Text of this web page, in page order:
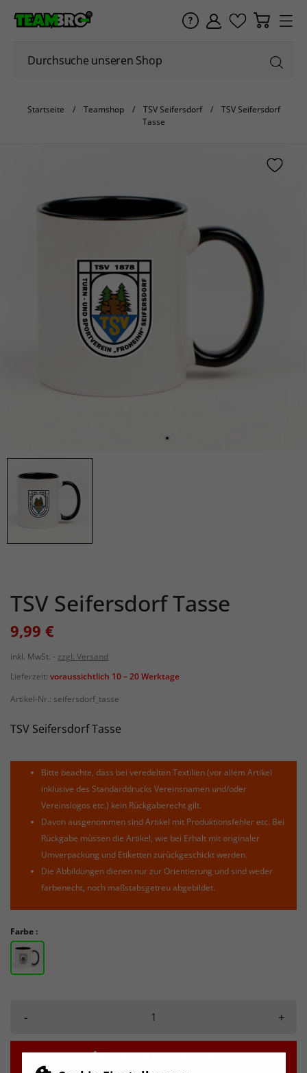
Startseite Teamshop TSV Seifersdorf
TSV Seifersdorf
Tasse
TSV Seifersdorf Tasse
9,99 €
inkl. MwSt.
zzgl. Versand
Lieferzeit: voraussichtlich 10 – 20 Werktage
Artikel-Nr.: seifersdorf_tasse
TSV Seifersdorf Tasse
Bitte beachte, dass bei veredelten Textilien (vor allem Artikel
inklusive des Standarddrucks Vereinsnamen und/oder
Vereinslogos etc.) kein Rückgaberecht gilt.
Davon ausgenommen sind Artikel mit Produktionsfehler etc. Bei
Rückgabe müssen die Artikel, wie bei Erhalt mit originaler
Umverpackung und Etiketten zurückgeschickt werden.
Die Abbildungen dienen nur zur Orientierung und sind weder
farbenecht, noch maßstabsgetreu abgebildet.
Farbe :
- +
